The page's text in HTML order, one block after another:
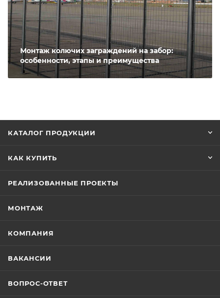
Монтаж колючих заграждений на забор:
особенности, этапы и преимущества
КАТАЛОГ ПРОДУКЦИИ
КАК КУПИТЬ
РЕАЛИЗОВАННЫЕ ПРОЕКТЫ
МОНТАЖ
КОМПАНИЯ
ВАКАНСИИ
ВОПРОС-ОТВЕТ